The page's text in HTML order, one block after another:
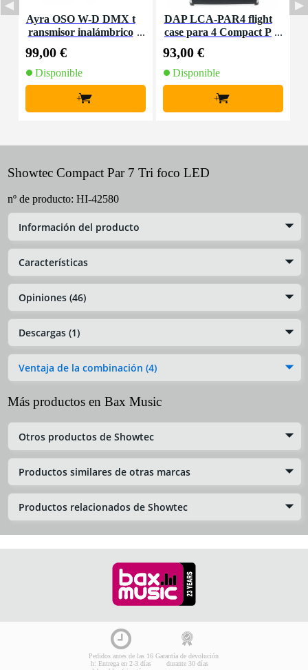
Ayra OSO W-D DMX t
ransmisor inalámbrico
99,00 €
Disponible
+
DAP LCA-PAR4 flight
case para 4 Compact P
93,00 €
Disponible
+
Showtec Compact Par 7 Tri foco LED
nº de producto: HI-42580
Información del producto
Características
Opiniones (46)
Descargas (1)
Ventaja de la combinación (4)
Más productos en Bax Music
Otros productos de Showtec
Productos similares de otras marcas
Productos relacionados de Showtec
Pedidos antes de las 16
h: Entrega en 2-3 días
Garantía de devolución
durante 30 días